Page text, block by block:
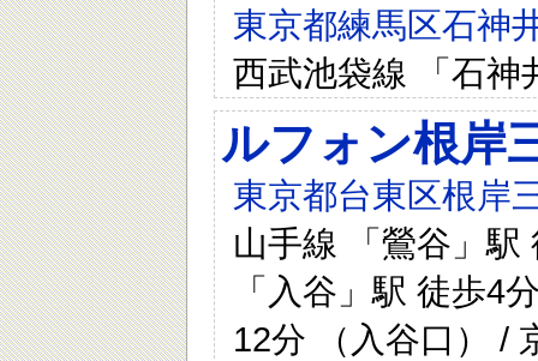
東京都練馬区石神
西武池袋線 「石神
ルフォン根岸
東京都台東区根岸
山手線 「鶯谷」駅
「入谷」駅 徒歩4
12分 （入谷口） /